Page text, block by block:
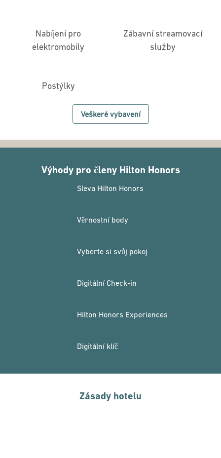
Nabíjení pro
elektromobily
Zábavní streamovací
služby
Postýlky
Veškeré vybavení
Výhody pro členy Hilton Honors
Sleva Hilton Honors
Věrnostní body
Vyberte si svůj pokoj
Digitální Check-in
Hilton Honors Experiences
Digitální klíč
Zásady hotelu